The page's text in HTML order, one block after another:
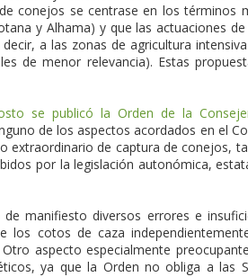
conejos se centrase en los términos
y Alhama) y que las actuaciones
a las zonas de agricultura
de menor relevancia). Estas
se publicó la Orden de la
de los aspectos acordados en el
extraordinario de captura de conejos,
por la legislación autonómica,
manifiesto diversos errores e
los cotos de caza
aspecto especialmente
ya que la Orden no obliga a las